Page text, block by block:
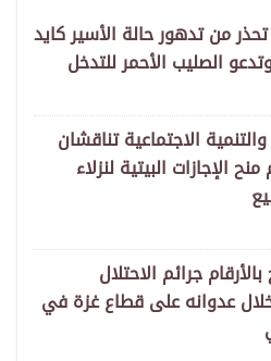
من تدهور حالة الأسير كايد
الصليب الأحمر للتدخل
الاجتماعية تناقشان
الإجازات البيتية لنزلاء
جرائم الاحتلال
عدوانه على قطاع غزة في